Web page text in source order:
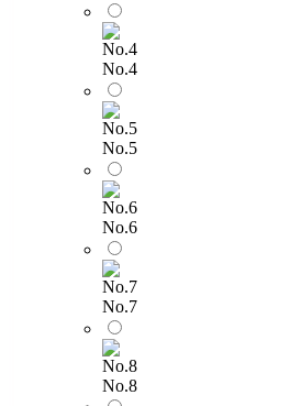
No.4
No.5
No.6
No.7
No.8